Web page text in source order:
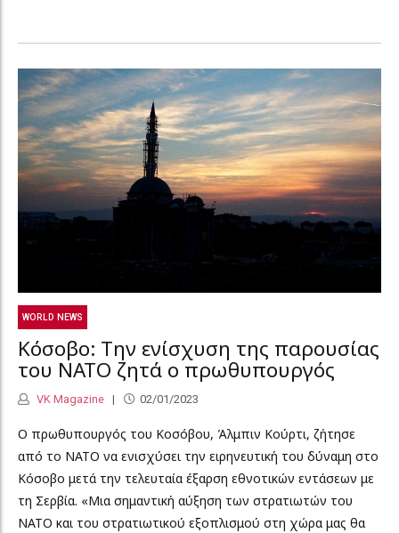
WORLD NEWS
Κόσοβο: Την ενίσχυση της παρουσίας
του ΝΑΤΟ ζητά ο πρωθυπουργός
VK Magazine 02/01/2023
Ο πρωθυπουργός του Κοσόβου, Άλμπιν Κούρτι, ζήτησε
από το ΝΑΤΟ να ενισχύσει την ειρηνευτική του δύναμη στο
Κόσοβο μετά την τελευταία έξαρση εθνοτικών εντάσεων με
τη Σερβία. «Μια σημαντική αύξηση των στρατιωτών του
ΝΑΤΟ και του στρατιωτικού εξοπλισμού στη χώρα μας θα